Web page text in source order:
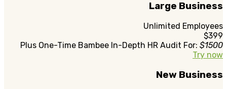
Large Business
Unlimited Employees
$399
Plus One-Time Bambee In-Depth HR Audit For: $1500
Try now
New Business